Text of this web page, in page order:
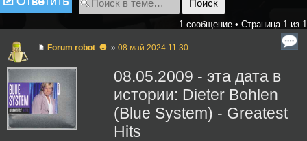
1 сообщение • Страница 1 из 1
Forum robot ☻ » 08 май 2024 11:30
08.05.2009 - эта дата в
истории: Dieter Bohlen
(Blue System) - Greatest
Hits